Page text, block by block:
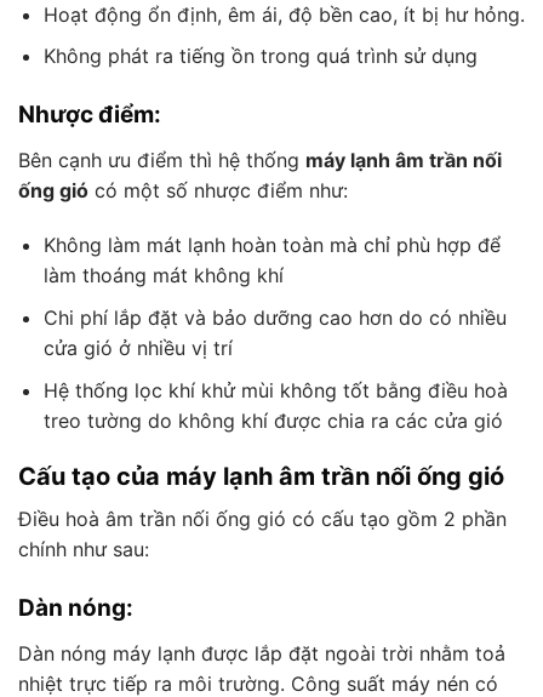
Hoạt động ổn định, êm ái, độ bền cao, ít bị hư hỏng.
Không phát ra tiếng ồn trong quá trình sử dụng
Nhược điểm:
Bên cạnh ưu điểm thì hệ thống máy lạnh âm trần nối
ống gió có một số nhược điểm như:
Không làm mát lạnh hoàn toàn mà chỉ phù hợp để
làm thoáng mát không khí
Chi phí lắp đặt và bảo dưỡng cao hơn do có nhiều
cửa gió ở nhiều vị trí
Hệ thống lọc khí khử mùi không tốt bằng điều hoà
treo tường do không khí được chia ra các cửa gió
Cấu tạo của máy lạnh âm trần nối ống gió
Điều hoà âm trần nối ống gió có cấu tạo gồm 2 phần
chính như sau:
Dàn nóng:
Dàn nóng máy lạnh được lắp đặt ngoài trời nhằm toả
nhiệt trực tiếp ra môi trường. Công suất máy nén có